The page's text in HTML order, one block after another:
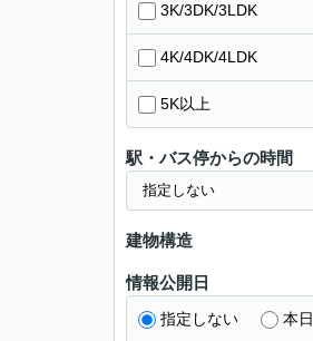
3K/3DK/3LDK
4K/4DK/4LDK
5K以上
駅・バス停からの時間
建物構造
情報公開日
指定しない 本日